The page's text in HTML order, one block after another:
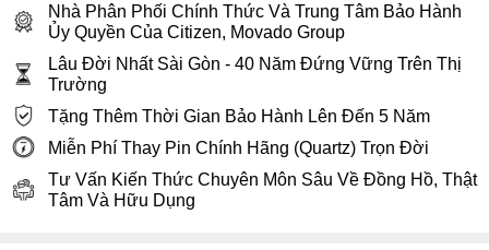
Nhà Phân Phối Chính Thức Và Trung Tâm Bảo Hành
Ủy Quyền Của Citizen, Movado Group
Lâu Đời Nhất Sài Gòn - 40 Năm Đứng Vững Trên Thị
Trường
Tặng Thêm Thời Gian Bảo Hành Lên Đến 5 Năm
Miễn Phí Thay Pin Chính Hãng (Quartz) Trọn Đời
Tư Vấn Kiến Thức Chuyên Môn Sâu Về Đồng Hồ, Thật
Tâm Và Hữu Dụng